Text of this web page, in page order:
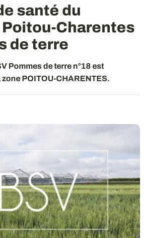
santé du
Poitou-Charentes
de terre
Pommes de terre n°18 est
POITOU-CHARENTES.